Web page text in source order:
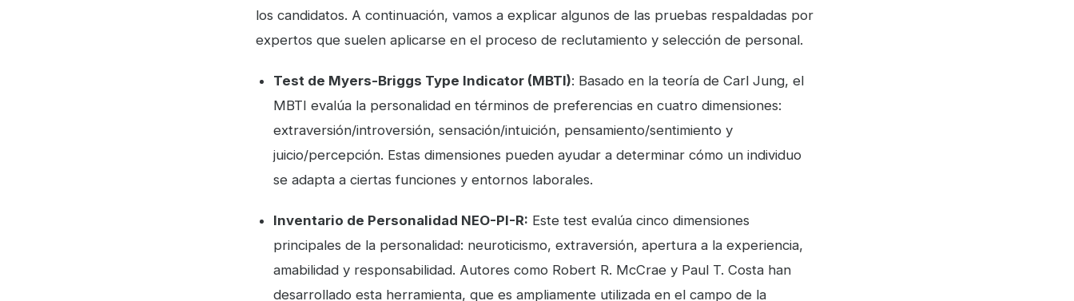
los candidatos. A continuación, vamos a explicar algunos de las pruebas respaldadas por
expertos que suelen aplicarse en el proceso de reclutamiento y selección de personal.
Test de Myers-Briggs Type Indicator (MBTI): Basado en la teoría de Carl Jung, el
MBTI evalúa la personalidad en términos de preferencias en cuatro dimensiones:
extraversión/introversión, sensación/intuición, pensamiento/sentimiento y
juicio/percepción. Estas dimensiones pueden ayudar a determinar cómo un individuo
se adapta a ciertas funciones y entornos laborales.
Inventario de Personalidad NEO-PI-R: Este test evalúa cinco dimensiones
principales de la personalidad: neuroticismo, extraversión, apertura a la experiencia,
amabilidad y responsabilidad. Autores como Robert R. McCrae y Paul T. Costa han
desarrollado esta herramienta, que es ampliamente utilizada en el campo de la